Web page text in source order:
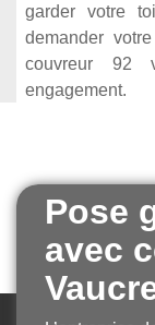
garder votre
demander
couvreur 92
engagement.
Pose
avec